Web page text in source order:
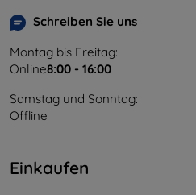
Schreiben Sie uns
Montag bis Freitag:
Online8:00 - 16:00
Samstag und Sonntag:
Offline
Einkaufen